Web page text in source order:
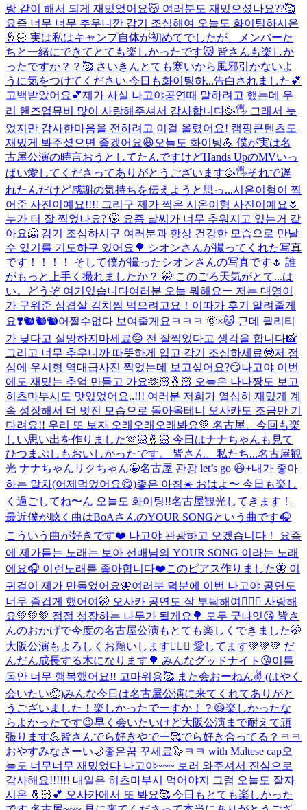
랑 같이 해서 되게 재밌었어요😽 여러분도 재밌으셨나요??🥰
요즘 너무 너무 추우니깐 감기 조심해여 오늘도 화이팅하시온
🤞🏻 実は私はキャンプ自体が初めてでしたが、メンバーた
ちと一緒にできてとても楽しかったです😽 皆さんも楽しか
ったですか？？🥰 さいきんとても寒いから風邪引かないよ
うに気をつけてください 今日も화이팅하...告白されました💕
고백받았어요💕제가 사실 나고야공연때 말하려고 했는데 우
리 핸즈업뮤비 많이 사랑해주셔서 감사합니다🥳🖐️ 그래서 늦
었지만 감사한마음을 전하려고 이걸 올렸어요! 캠핑콘텐츠도
재밌게 봐주셨으면 좋겠어요😆오늘도 화이팅💪 僕が実は名
古屋公演の時言おうとしてたんですけどHands UpのMVいっ
ぱい愛してくださってありがとうございます🥳🖐️それで遅
れたんだけど感謝の気持ちを伝えようと思っ...시온이형이 찍
어준 사진이예요!!!! 그리구 제가 찍은 시온이형 사진이예요🌷
누가 더 잘 찍었나요? 🤭 요즘 날씨가 너무 추워지고 있는거 같
아요🥶 감기 조심하시구 여러분과 항상 건강한 모습으로 만날
수 있기를 기도하구 있어요🌳 シオンさんが撮ってくれた写真
です！！！！ そして僕が撮ったシオンさんの写真です🌷 誰
がもっと上手く撮れましたか？ 🤭 このごろ天気がとて...は
い。どうぞ 여기있습니다여러분 오늘 뭐해요ー 저는 대영이
가 구워준 삼겹살 김치찜 먹으려고요！이따가 후기 알려줄게
요❣️🐿️🐿️🐿️어쩔수없다 보여줄게요ㅋㅋㅋ 🌞×🐱 근데 퀄리티
가 낮다고 실망하지마세료😔 전 잘찍었다고 생각을 합니다📸
그리고 너무 추우니까 따뜻하게 입고 감기 조심하세료🤓저 점
심에 우시형 역대급사진 찍었는데 보고싶어요?😏나고야 이번
에도 재밌는 추억 만들고 가요🫶🏻🤞🏻 오늘은 나나짱도 보고
히츠마부시도 맛있었어요..!!! 여러분 저희가 열심히 재밌게 계
속 성장해서 더 멋진 모습으로 돌아올테니 오사카도 조금만 기
다려요!! 우리 또 보자 오래오래오래봐요💚 名古屋、今回も楽
しい思い出を作りました🫶🏻🤞🏻 今日はナナちゃんも見て
ひつまぶしもおいしかったです。 皆さん、私たち...名古屋観
光 ナナちゃんリクちゃん🤩名古屋 관광 let’s go 😆+내가 좋아
하는 말차(어제먹었어요😋)좋은 아침☀️ おはよ〜 今日も楽し
く過ごしてね〜ん 오늘도 화이팅!!名古屋観光してきます！
最近僕が聴く曲はBoAさんのYOUR SONGという曲です🎧
こういう曲が好きです❤️ 나고야 관광하고 오겠습니다！ 요즘
에 제가듣는 노래는 보아 선배님의 YOUR SONG 이라는 노래
에요🎧 이런노래를 좋아합니다❤️このピアス作りました🦋 이
귀걸이 제가 만들었어요🦋여러분 덕분에 이번 나고야 공연도
너무 즐겁게 했어여🤭 오사카 공연도 잘 부탁해여🙇🏻‍♂️ 사랑해
요💚💚💚 점점 성장하는 나무가 될게요🌳 모두 굿나잇😘 皆さ
んのおかげで今度の名古屋公演もとても楽しくできました🤭
大阪公演もよろしくお願いします🙇🏻‍♂️ 愛してます💚💚💚 だ
んだん成長する木になります🌳 みんなグッドナイト😘이틀
동안 너무 행복했어요!! 고마워용🥰 また会おーねん✌️ (はやく
会いたい🥺)みんな今日は名古屋公演に来てくれてありがと
うございました！楽しかったでーすか！？😆楽しかったな
らよかったです😉早く会いたいけど大阪公演まで耐えて頑
張ります💪皆さんでら好きやでー🥰でら好き合ってる？ㅋㅋ
おやすみなさーい🌙좋은꿈 꾸세료🦭ㅋㅋ with Maltese cap오
늘도 너무너무 재밌었다 나고야~~~ 보러 와주셔서 진심으로
감사해요!!!!!! 내일은 히츠마부시 먹어야지 그럼 오늘도 잘자
시온 🤞🏻💕 오사카에서 또 봐요🥰 今日もとても楽しかった